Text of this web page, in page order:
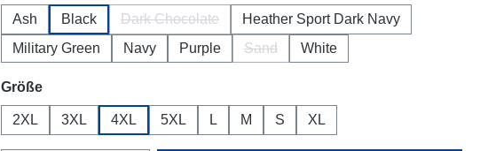
Ash Black Dark Chocolate
(Diese Option ist zurzeit nicht verfügbar.)
Heather Sport Dark Navy
Military Green
Navy Purple Sand
(Diese Option ist zurzeit nicht
White
Größeauswählen
2XL 3XL 4XL 5XL L M S XL